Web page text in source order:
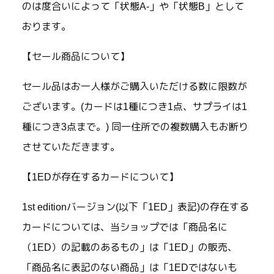
のは度合いによって「状態A-」や「状態B」として
おります。
【セール商品について】
セール品はお一人様がご購入いただける数に限数が
ございます。(カードは1種につき1点、サプライは1
種につき3点まで。) 同一住所での複数購入もお断り
させていただきます。
【1EDが存在するカードについて】
1st editionバージョン(以下「1ED」表記)の存在する
カードについては、当ショップでは「商品名に
（1ED）の記載のあるもの」は「1ED」の販売、
「商品名に表記のない商品」は「1EDではないも